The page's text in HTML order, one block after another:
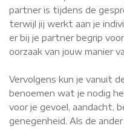
partner is tijdens de
terwijl jij werkt aan je
er bij je partner begrip
oorzaak van jouw manier
Vervolgens kun je vanuit
benoemen wat je nodig
voor je gevoel, aandacht,
genegenheid. Als de